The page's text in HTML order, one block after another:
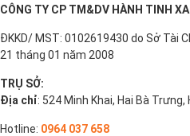
CÔNG TY CP TM&DV HÀNH TINH
ĐKKD/ MST: 0102619430 do Sở Tài
21 tháng 01 năm 2008
TRỤ SỞ:
Địa chỉ: 524 Minh Khai, Hai Bà Trưng,
Hotline: 0964 037 658